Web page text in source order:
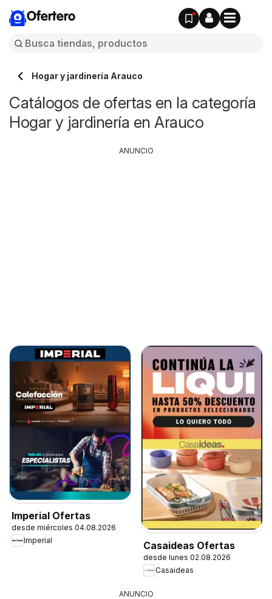
Ofertero
Hogar y jardinería Arauco
Catálogos de ofertas en la categoría
Hogar y jardinería en Arauco
Imperial Ofertas
desde miércoles 04.08.2026
Imperial
Casaideas Ofertas
desde lunes 02.08.2026
Casaideas
ANUNCIO
ANUNCIO